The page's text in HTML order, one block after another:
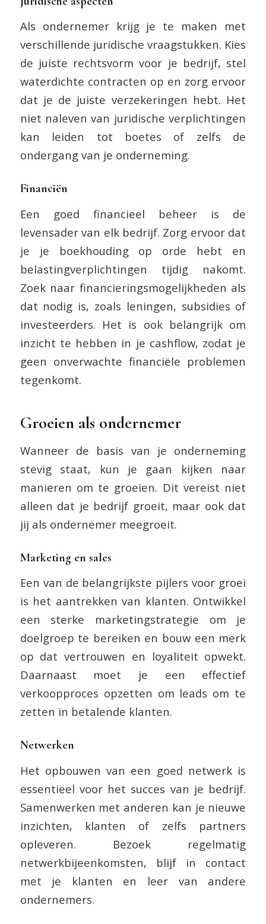
Als ondernemer krijg je te maken met
verschillende juridische vraagstukken. Kies
de juiste rechtsvorm voor je bedrijf, stel
waterdichte contracten op en zorg ervoor
dat je de juiste verzekeringen hebt. Het
niet naleven van juridische verplichtingen
kan leiden tot boetes of zelfs de
ondergang van je onderneming.
Financiën
Een goed financieel beheer is de
levensader van elk bedrijf. Zorg ervoor dat
je je boekhouding op orde hebt en
belastingverplichtingen tijdig nakomt.
Zoek naar financieringsmogelijkheden als
dat nodig is, zoals leningen, subsidies of
investeerders. Het is ook belangrijk om
inzicht te hebben in je cashflow, zodat je
geen onverwachte financiële problemen
tegenkomt.
Groeien als ondernemer
Wanneer de basis van je onderneming
stevig staat, kun je gaan kijken naar
manieren om te groeien. Dit vereist niet
alleen dat je bedrijf groeit, maar ook dat
jij als ondernemer meegroeit.
Marketing en sales
Een van de belangrijkste pijlers voor groei
is het aantrekken van klanten. Ontwikkel
een sterke marketingstrategie om je
doelgroep te bereiken en bouw een merk
op dat vertrouwen en loyaliteit opwekt.
Daarnaast moet je een effectief
verkoopproces opzetten om leads om te
zetten in betalende klanten.
Netwerken
Het opbouwen van een goed netwerk is
essentieel voor het succes van je bedrijf.
Samenwerken met anderen kan je nieuwe
inzichten, klanten of zelfs partners
opleveren. Bezoek regelmatig
netwerkbijeenkomsten, blijf in contact
met je klanten en leer van andere
ondernemers.